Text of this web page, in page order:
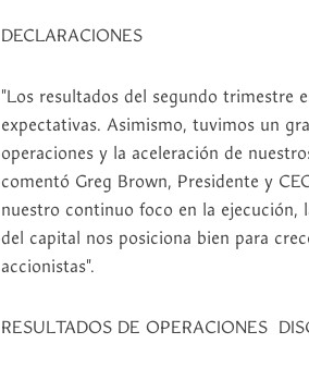
DECLARACIONES
"Los resultados del segundo trimestre
expectativas. Asimismo, tuvimos un
operaciones y la aceleración de
comentó Greg Brown, Presidente y
nuestro continuo foco en la ejecución,
del capital nos posiciona bien para
accionistas".
RESULTADOS DE OPERACIONES